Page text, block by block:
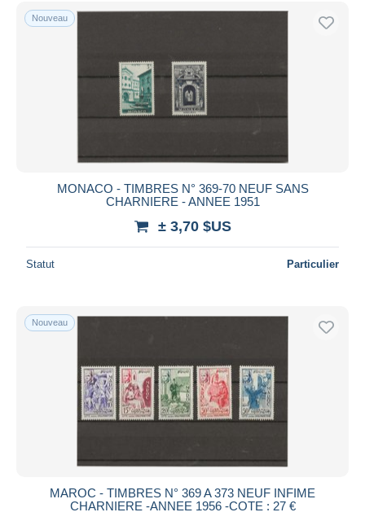
Uniquement en réduction
Livraison gratuite
Méthodes de paiement
PayPal
Virement bancaire
iDeal
Appliquer
Nouveau
MONACO - TIMBRES N° 369-70 NEUF SANS
CHARNIERE - ANNEE 1951
± 3,70 $US
Statut Particulier
Nouveau
MAROC - TIMBRES N° 369 A 373 NEUF INFIME
CHARNIERE -ANNEE 1956 -COTE : 27 €